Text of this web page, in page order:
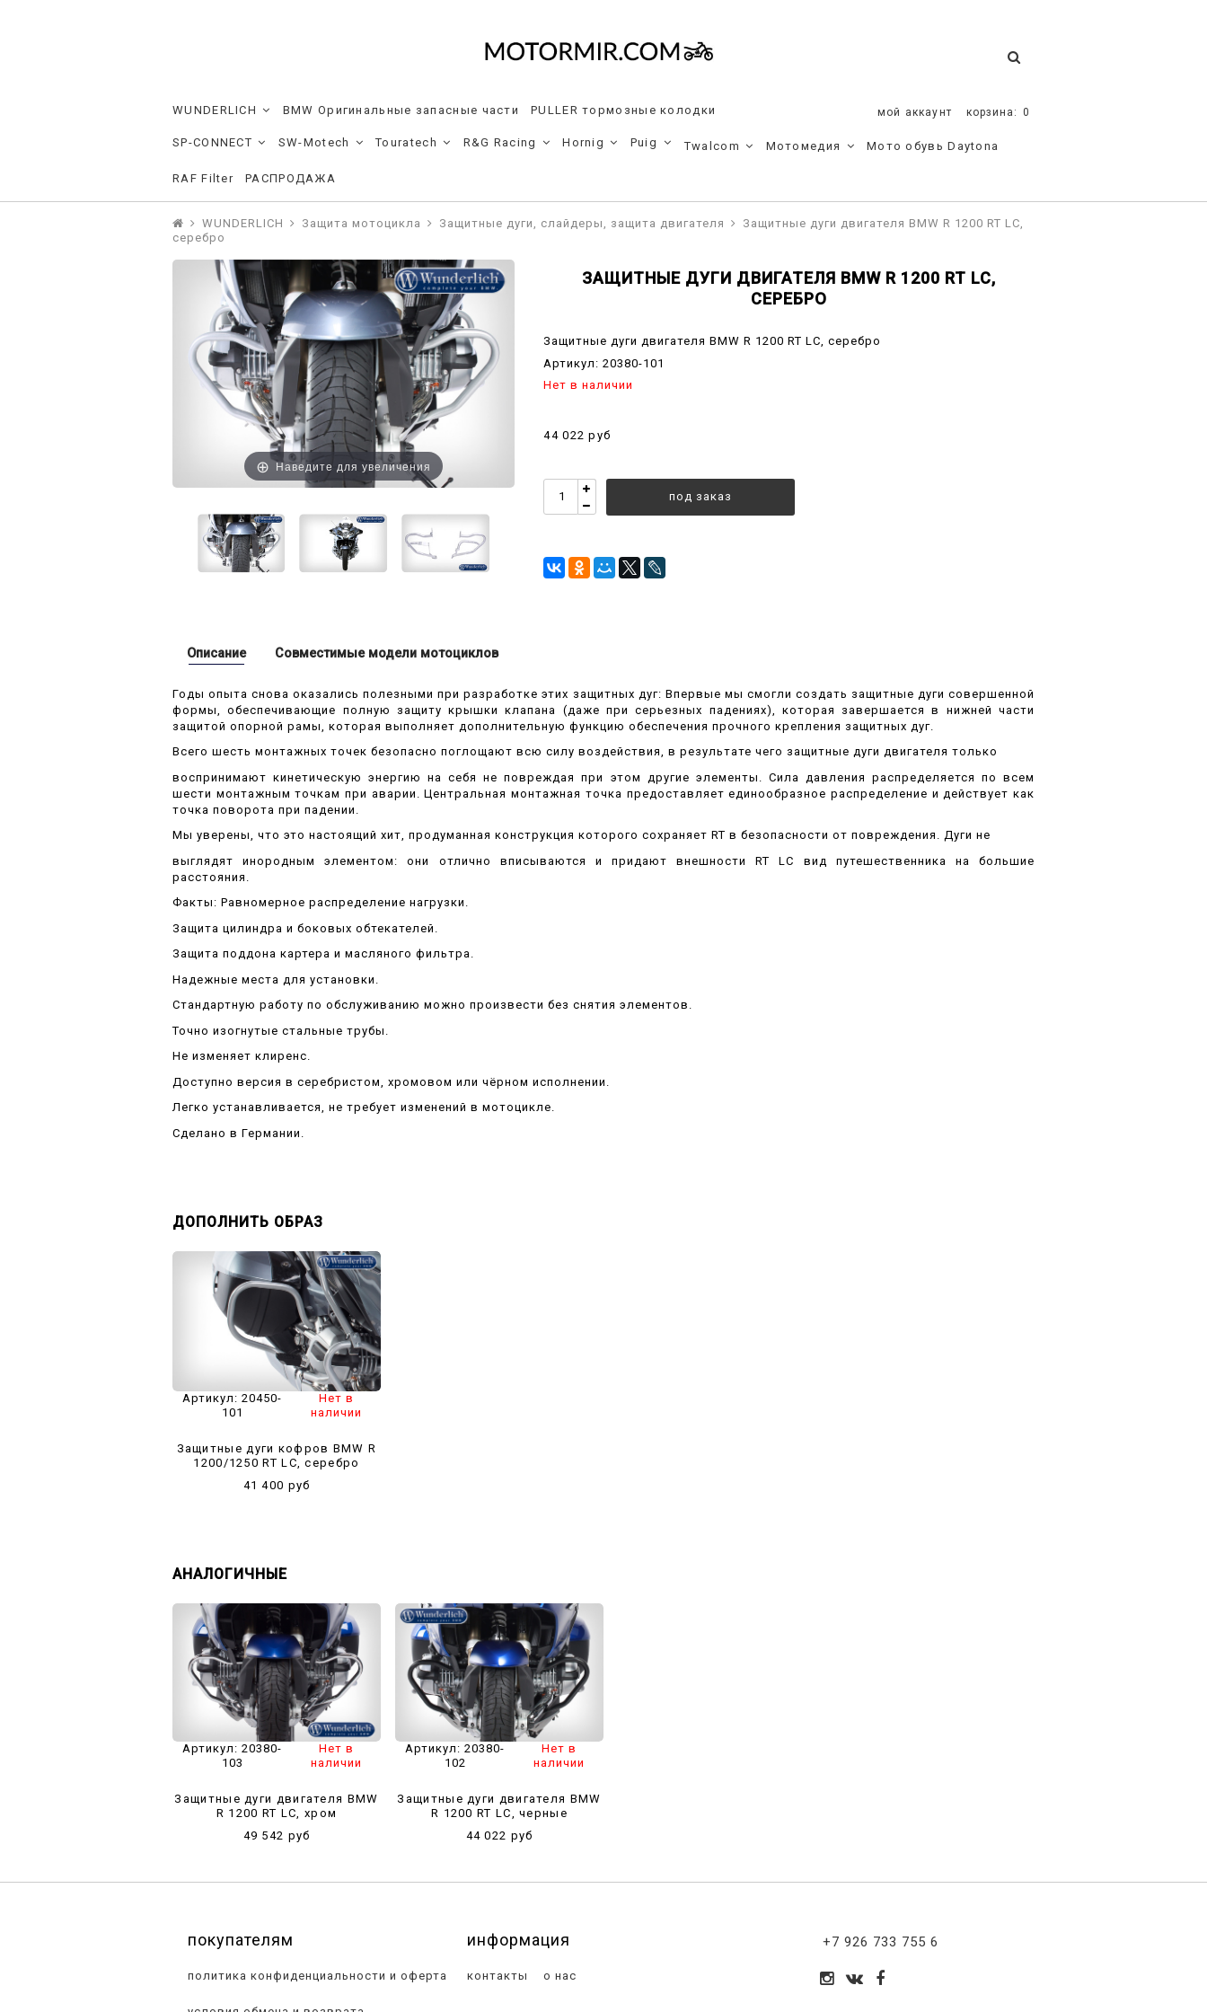
мой аккаунт корзина: 0
WUNDERLICH BMW Оригинальные запасные части PULLER тормозные колодки
SP-CONNECT SW-Motech Touratech R&G Racing Hornig Puig Twalcom Мотомедия Мото обувь Daytona
RAF Filter РАСПРОДАЖА
WUNDERLICH Защита мотоцикла Защитные дуги, слайдеры, защита двигателя
Защитные дуги двигателя BMW R 1200 RT LC,
серебро
Наведите для увеличения
ЗАЩИТНЫЕ ДУГИ ДВИГАТЕЛЯ BMW R 1200 RT LC,
СЕРЕБРО
Защитные дуги двигателя BMW R 1200 RT LC, серебро
Артикул:20380-101
Нет в наличии
44 022 руб
под заказ
Описание
Годы опыта снова оказались полезными при разработке этих защитных дуг: Впервые мы смогли создать защитные дуги совершенной
формы, обеспечивающие полную защиту крышки клапана (даже при серьезных падениях), которая завершается в нижней части
защитой опорной рамы, которая выполняет дополнительную функцию обеспечения прочного крепления защитных дуг.
Всего шесть монтажных точек безопасно поглощают всю силу воздействия, в результате чего защитные дуги двигателя только
воспринимают кинетическую энергию на себя не повреждая при этом другие элементы. Сила давления распределяется по всем
шести монтажным точкам при аварии. Центральная монтажная точка предоставляет единообразное распределение и действует как
точка поворота при падении.
Мы уверены, что это настоящий хит, продуманная конструкция которого сохраняет RT в безопасности от повреждения. Дуги не
выглядят инородным элементом: они отлично вписываются и придают внешности RT LC вид путешественника на большие
расстояния.
Факты: Равномерное распределение нагрузки.
Защита цилиндра и боковых обтекателей.
Защита поддона картера и масляного фильтра.
Надежные места для установки.
Стандартную работу по обслуживанию можно произвести без снятия элементов.
Точно изогнутые стальные трубы.
Не изменяет клиренс.
Доступно версия в серебристом, хромовом или чёрном исполнении.
Легко устанавливается, не требует изменений в мотоцикле.
Сделано в Германии.
Совместимые модели мотоциклов
ДОПОЛНИТЬ ОБРАЗ
Артикул:20450-
101
Нет в
наличии
Защитные дуги кофров BMW R
1200/1250 RT LC, серебро
41 400 руб
АНАЛОГИЧНЫЕ
Артикул:20380-
103
Нет в
наличии
Защитные дуги двигателя BMW
R 1200 RT LC, хром
49 542 руб
Артикул:20380-
102
Нет в
наличии
Защитные дуги двигателя BMW
R 1200 RT LC, черные
44 022 руб
покупателям
политика конфиденциальности и оферта
информация
контакты о нас
+7 926 733 755 6